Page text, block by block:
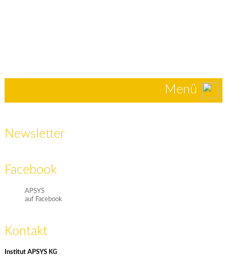
Menü
Newsletter
Facebook
APSYS
auf Facebook
Kontakt
Institut APSYS KG